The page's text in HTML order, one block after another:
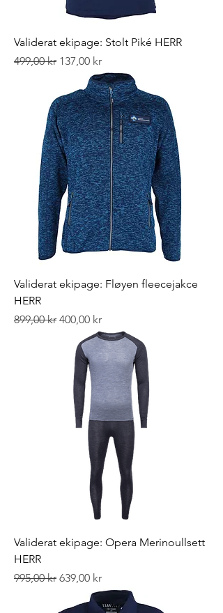
Validerat ekipage: Stolt Piké HERR
Ordinarie pris
499,00 kr Reapris
137,00 kr
Validerat ekipage: Fløyen fleecejakce
HERR
Ordinarie pris
899,00 kr Reapris
400,00 kr
Validerat ekipage: Opera Merinoullsett
HERR
Ordinarie pris
995,00 kr Reapris
639,00 kr